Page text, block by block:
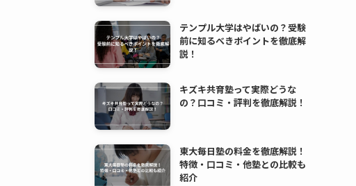
テンプル大学はやばいの？受験
前に知るべきポイントを徹底解
説！
キズキ共育塾って実際どうな
の？口コミ・評判を徹底解説！
東大毎日塾の料金を徹底解説！
特徴・口コミ・他塾との比較も
紹介